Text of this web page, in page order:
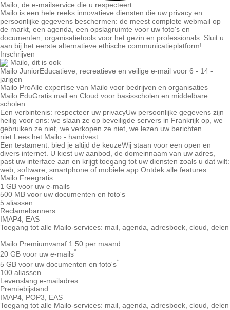
Mailo, de e-mailservice die u respecteert
Mailo is een hele reeks innovatieve diensten die uw privacy en
persoonlijke gegevens beschermen: de meest complete webmail op
de markt, een agenda, een opslagruimte voor uw foto's en
documenten, organisatietools voor het gezin en professionals. Sluit u
aan bij het eerste alternatieve ethische communicatieplatform!
Inschrijven
Mailo, dit is ook
Mailo JuniorEducatieve, recreatieve en veilige e-mail voor 6 - 14 -
jarigen
Mailo ProAlle expertise van Mailo voor bedrijven en organisaties
Mailo EduGratis mail en Cloud voor basisscholen en middelbare
scholen
Een verbintenis: respecteer uw privacyUw persoonlijke gegevens zijn
heilig voor ons: we slaan ze op beveiligde servers in Frankrijk op, we
gebruiken ze niet, we verkopen ze niet, we lezen uw berichten
niet.Lees het Mailo - handvest
Een testament: bied je altijd de keuzeWij staan ​​voor een open en
divers internet. U kiest uw aanbod, de domeinnaam van uw adres,
past uw interface aan en krijgt toegang tot uw diensten zoals u dat wilt:
web, software, smartphone of mobiele app.Ontdek alle features
Mailo Freegratis
1 GB voor uw e-mails
500 MB voor uw documenten en foto's
5 aliassen
Reclamebanners
IMAP4, EAS
Toegang tot alle Mailo-services: mail, agenda, adresboek, cloud, delen
...
Mailo Premiumvanaf 1.50 per maand
20 GB voor uw e-mails*
5 GB voor uw documenten en foto's*
100 aliassen
Levenslang e-mailadres
Premiebijstand
IMAP4, POP3, EAS
Toegang tot alle Mailo-services: mail, agenda, adresboek, cloud, delen